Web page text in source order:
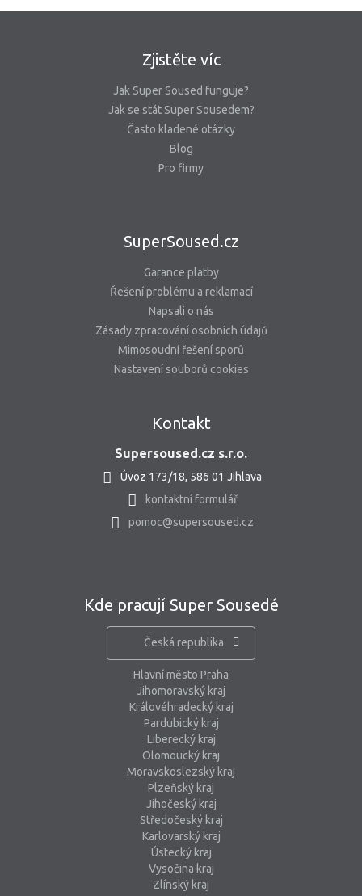
Zjistěte víc
Jak Super Soused funguje?
Jak se stát Super Sousedem?
Často kladené otázky
Blog
Pro firmy
SuperSoused.cz
Garance platby
Řešení problému a reklamací
Napsali o nás
Zásady zpracování osobních údajů
Mimosoudní řešení sporů
Nastavení souborů cookies
Kontakt
Supersoused.cz s.r.o.
Úvoz 173/18, 586 01 Jihlava
kontaktní formulář
pomoc@supersoused.cz
Kde pracují Super Sousedé
Česká republika
Hlavní město Praha
Jihomoravský kraj
Královéhradecký kraj
Pardubický kraj
Liberecký kraj
Olomoucký kraj
Moravskoslezský kraj
Plzeňský kraj
Jihočeský kraj
Středočeský kraj
Karlovarský kraj
Ústecký kraj
Vysočina kraj
Zlínský kraj